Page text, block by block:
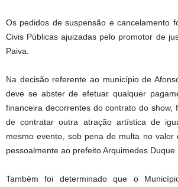
Os pedidos de suspensão e cancelamento
Civis Públicas ajuizadas pelo promotor de
Paiva.
Na decisão referente ao município de
deve se abster de efetuar qualquer
financeira decorrentes do contrato do show,
de contratar outra atração artística de
mesmo evento, sob pena de multa no valor
pessoalmente ao prefeito Arquimedes Duque
Também foi determinado que o